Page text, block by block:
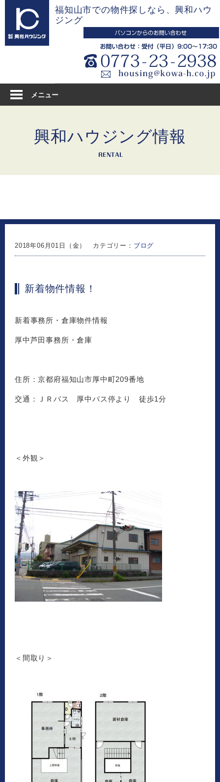
ッ
福知山市での物件探しなら、興和ハウ
ジング
メニュー
興和ハウジング情報
2018年06月01日（金） カテゴリー： ブログ
新着物件情報！
新着事務所・倉庫物件情報
厚中芦田事務所・倉庫
住所：京都府福知山市厚中町209番地
交通：ＪＲバス 厚中バス停より 徒歩1分
＜外観＞
＜間取り＞